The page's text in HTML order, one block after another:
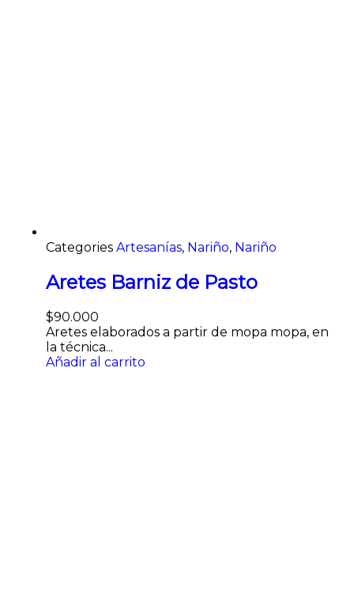
Categories Artesanías, Nariño, Nariño
Aretes Barniz de Pasto
$90.000
Aretes elaborados a partir de mopa mopa, en
la técnica...
Añadir al carrito